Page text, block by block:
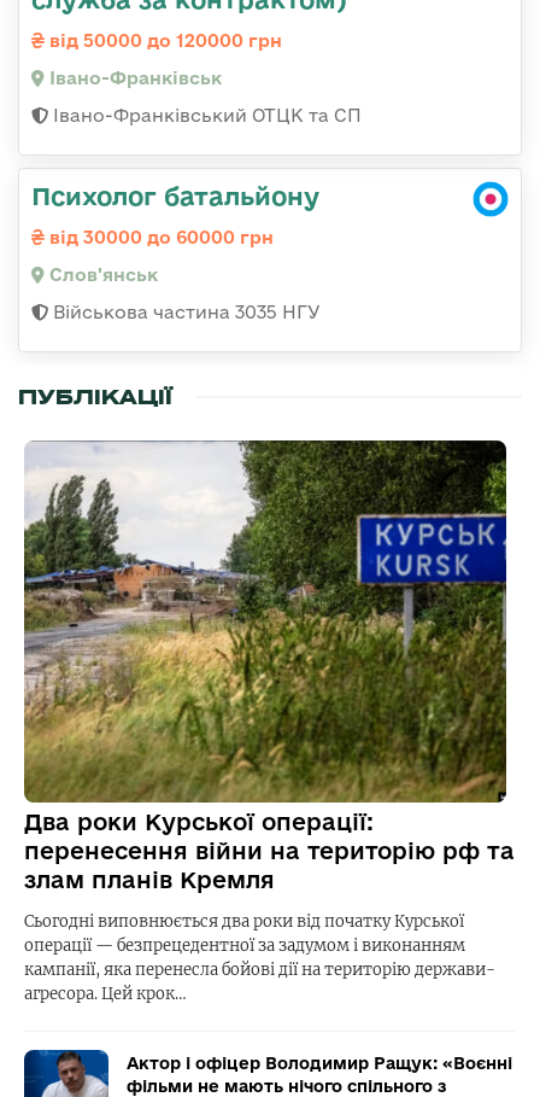
від 50000 до 120000 грн
Івано-Франківськ
Івано-Франківський ОТЦК та СП
Психолог батальйону
від 30000 до 60000 грн
Слов'янськ
Військова частина 3035 НГУ
ПУБЛІКАЦІЇ
Два роки Курської операції:
перенесення війни на територію рф та
злам планів Кремля
Сьогодні виповнюється два роки від початку Курської
операції — безпрецедентної за задумом і виконанням
кампанії, яка перенесла бойові дії на територію держави-
агресора. Цей крок…
Актор і офіцер Володимир Ращук: «Воєнні
фільми не мають нічого спільного з